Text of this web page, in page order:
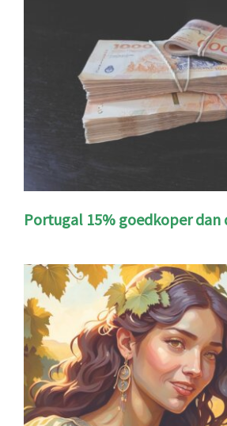
Portugal 15% goedkoper dan